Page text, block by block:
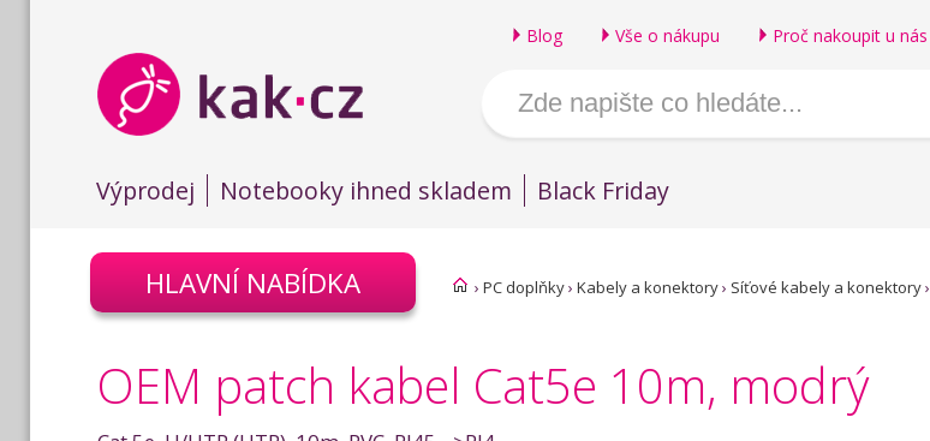
Blog Vše o nákupu Proč nakoupit u nás
Výprodej Notebooky ihned skladem Black Friday
HLAVNÍ NABÍDKA › PC doplňky› Kabely a konektory› Síťové kabely a konektory›
OEM patch kabel Cat5e 10m, modrý